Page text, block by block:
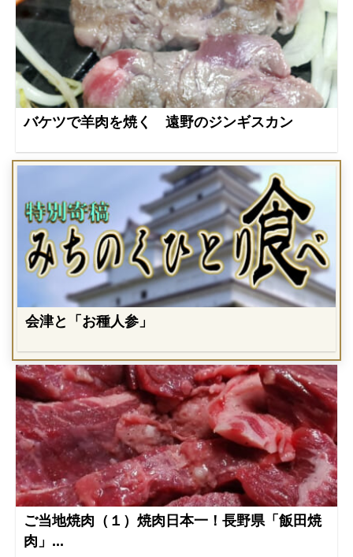
バケツで羊肉を焼く 遠野のジンギスカン
会津と「お種人参」
ご当地焼肉（１）焼肉日本一！長野県「飯田焼
肉」...